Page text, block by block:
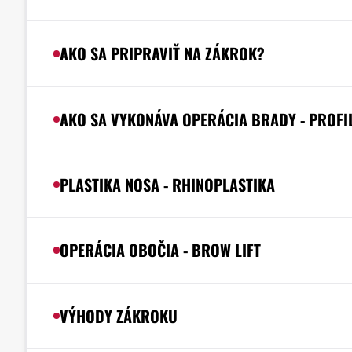
AKO SA PRIPRAVIŤ NA ZÁKROK?
AKO SA VYKONÁVA OPERÁCIA BRADY -
PLASTIKA NOSA - RHINOPLASTIKA
OPERÁCIA OBOČIA - BROW LIFT
VÝHODY ZÁKROKU